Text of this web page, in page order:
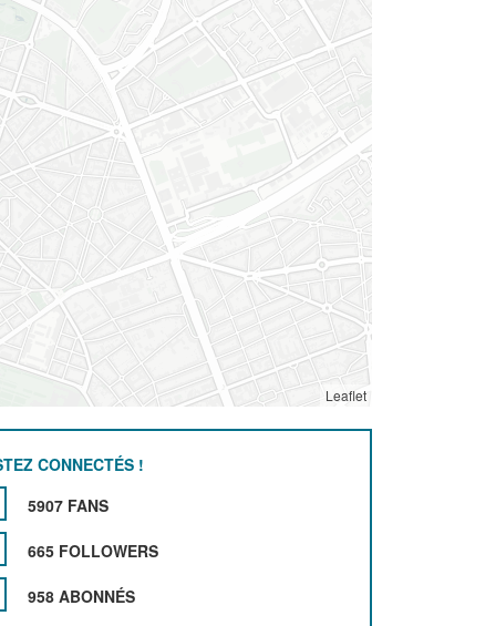
Leaflet
CONNECTÉS !
5907 FANS
665 FOLLOWERS
958 ABONNÉS